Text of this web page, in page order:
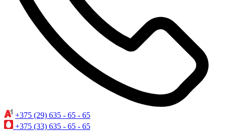
+375 (29) 635 - 65 - 65
+375 (33) 635 - 65 - 65